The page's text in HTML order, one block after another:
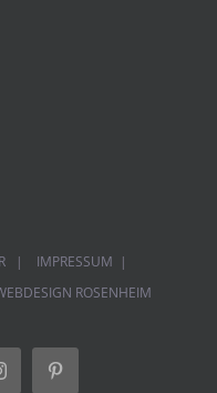
| IMPRESSUM |
ROSENHEIM
Pinterest